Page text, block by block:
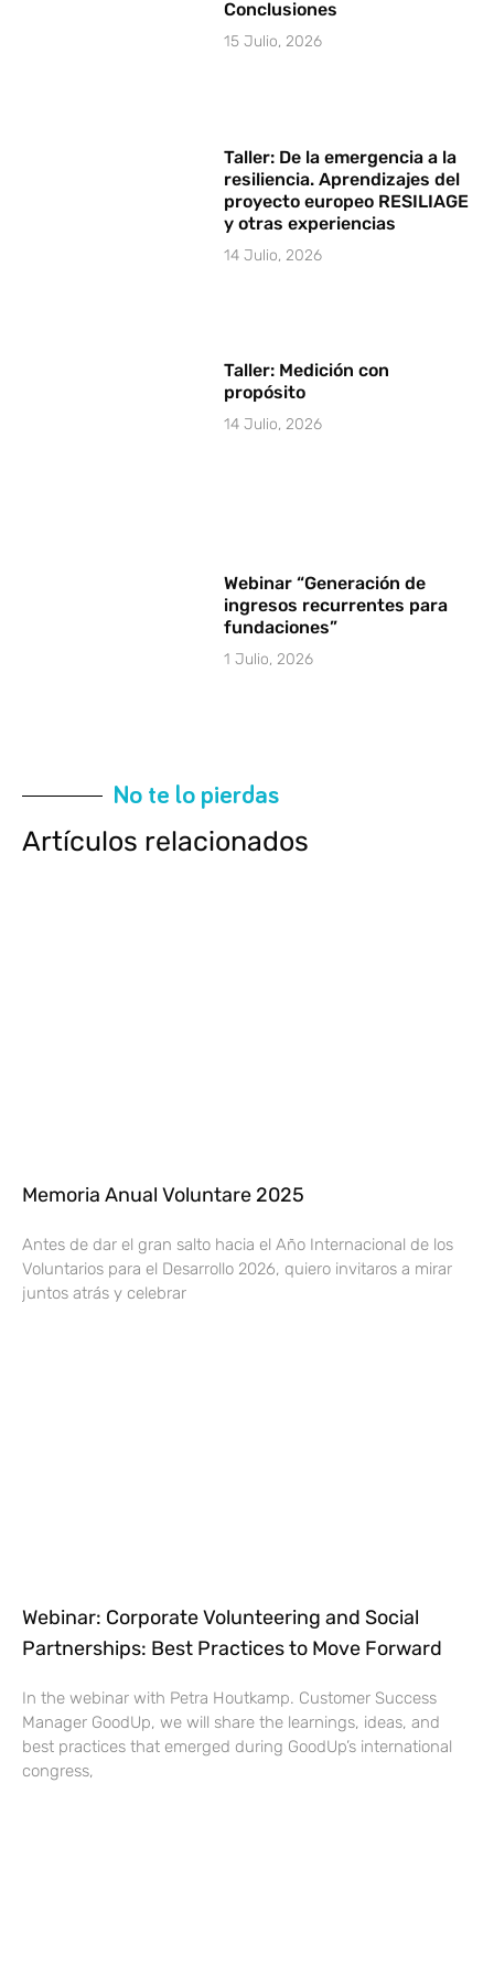
Conclusiones
15 Julio, 2026
Taller: De la emergencia a la
resiliencia. Aprendizajes del
proyecto europeo RESILIAGE
y otras experiencias
14 Julio, 2026
Taller: Medición con
propósito
14 Julio, 2026
Webinar “Generación de
ingresos recurrentes para
fundaciones”
1 Julio, 2026
No te lo pierdas
Artículos relacionados
Memoria Anual Voluntare 2025
Antes de dar el gran salto hacia el Año Internacional de los
Voluntarios para el Desarrollo 2026, quiero invitaros a mirar
juntos atrás y celebrar
Webinar: Corporate Volunteering and Social
Partnerships: Best Practices to Move Forward
In the webinar with Petra Houtkamp. Customer Success
Manager GoodUp, we will share the learnings, ideas, and
best practices that emerged during GoodUp’s international
congress,